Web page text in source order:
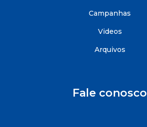
Campanhas
Videos
Arquivos
Fale conosco